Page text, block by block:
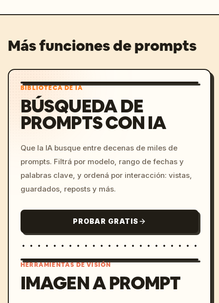
Más funciones de prompts
BIBLIOTECA DE IA
BÚSQUEDA DE
PROMPTS CON IA
Que la IA busque entre decenas de miles de
prompts. Filtrá por modelo, rango de fechas y
palabras clave, y ordená por interacción: vistas,
guardados, reposts y más.
PROBAR GRATIS
HERRAMIENTAS DE VISIÓN
IMAGEN A PROMPT